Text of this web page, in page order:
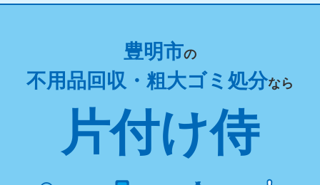
豊明市の
不用品回収・粗大ゴミ処分なら
片付け侍